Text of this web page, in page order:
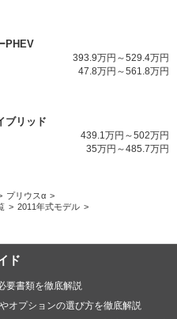
PHEV
393.9万円～529.4万円
47.8万円～561.8万円
ブリッド
439.1万円～502万円
35万円～485.7万円
プリウスα
2011年式モデル
ド
要書類を徹底解説
オプションの選び方を徹底解説